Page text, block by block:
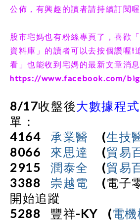
公佈，有興趣的讀者請持續訂閱喔
股市宅媽也有粉絲專頁了，喜歡
資料庫 」 的讀者可以去按個讚喔!
看 」也能收到宅媽的最新文章消
https://www.facebook.com/
8/17收盤後大數據程
單：
4164
承業醫 (生技
8066
來思達 (貿易
2915
潤泰全 (貿易
3388
崇越電 (電子
開始追蹤
5288
豐祥-KY (電